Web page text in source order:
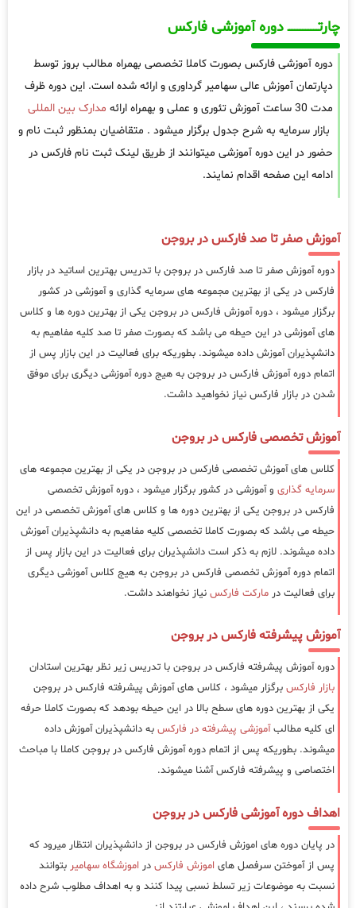
چارتـــــــــــــــــــ دوره آموزشی فارکس
دوره آموزشی فارکس بصورت کاملا تخصصی بهمراه مطالب بروز توسط
دپارتمان آموزش عالی سهامیر گرداوری و ارائه شده است. این دوره ظرف
مدت 30 ساعت آموزش تئوری و عملی و بهمراه ارائه
مدارک بین المللی
بازار سرمایه به شرح جدول برگزار میشود . متقاضیان بمنظور ثبت نام و
حضور در این دوره آموزشی میتوانند از طریق لینک ثبت نام فارکس در
ادامه این صفحه اقدام نمایند.
آموزش صفر تا صد فارکس در بروجن
دوره آموزش صفر تا صد فارکس در بروجن با تدریس بهترین اساتید در بازار
فارکس در یکی از بهترین مجموعه های سرمایه گذاری و آموزشی در کشور
برگزار میشود ، دوره آموزش فارکس در بروجن یکی از بهترین دوره ها و کلاس
های آموزشی در این حیطه می باشد که بصورت صفر تا صد کلیه مفاهیم به
دانشپذیران آموزش داده میشوند. بطوریکه برای فعالیت در این بازار پس از
اتمام دوره آموزش فارکس در بروجن به هیج دوره آموزشی دیگری برای موفق
شدن در بازار فارکس نیاز نخواهید داشت.
آموزش تخصصی فارکس در بروجن
کلاس های آموزش تخصصی فارکس در بروجن در یکی از بهترین مجموعه های
سرمایه گذاری و آموزشی در کشور برگزار میشود ، دوره آموزش تخصصی
فارکس در بروجن یکی از بهترین دوره ها و کلاس های آموزش تخصصی در این
حیطه می باشد که بصورت کاملا تخصصی کلیه مفاهیم به دانشپذیران آموزش
داده میشوند. لازم به ذکر است دانشپذیران برای فعالیت در این بازار پس از
اتمام دوره آموزش تخصصی فارکس در بروجن به هیج کلاس آموزشی دیگری
برای فعالیت در مارکت فارکس نیاز نخواهند داشت.
آموزش پیشرفته فارکس در بروجن
دوره آموزش پیشرفته فارکس در بروجن با تدریس زیر نظر بهترین استادان
بازار فارکس برگزار میشود ، کلاس های آموزش پیشرفته فارکس در بروجن
یکی از بهترین دوره های سطح بالا در این حیطه بودهد که بصورت کاملا حرفه
ای کلیه مطالبآموزشی پیشرفته در فارکس به دانشپذیران آموزش داده
میشوند. بطوریکه پس از اتمام دوره آموزش فارکس در بروجن کاملا با مباحث
اختصاصی و پیشرفته فارکس آشنا میشوند.
اهداف دوره آموزشی فارکس در بروجن
در پایان دوره های اموزش فارکس در بروجن از دانشپذیران انتظار میرود که
پس از آموختن سرفصل های اموزش فارکس در اموزشگاه سهامیر بتوانند
نسبت به موضوعات زیر تسلط نسبی پیدا کنند و به اهداف مطلوب شرح داده